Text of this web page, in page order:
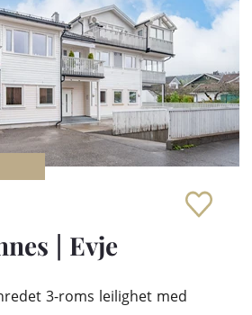
| Evje
3-roms leilighet med